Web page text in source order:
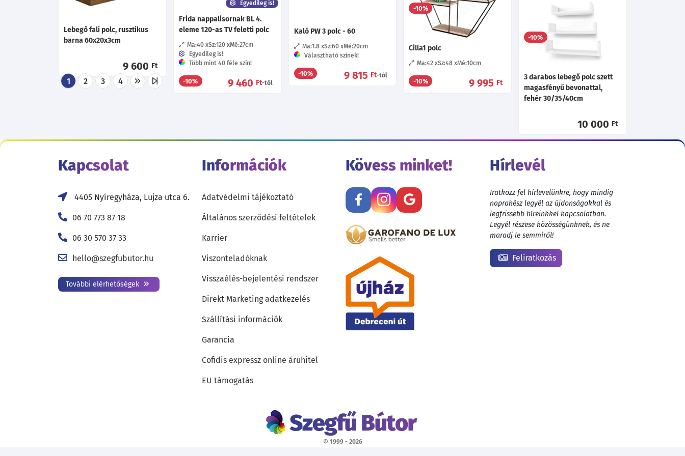
-10% 9 275 Seila 23 polc 100 - Fehér
Sz:100 Mé:22cm
-10% 9 455
Egyedileg is!
Frida nappalisornak BL 4.
eleme 120-as TV feletti polc
Ma:40 Sz:120 Mé:27cm
Egyedileg is!
Több mint 40 féle szín!
-10% 9 460 Ft-tól
Lebegő fali polc, rusztikus
barna 60x20x3cm
9 600 Ft
Kaló PW 3 polc - 60
Ma:1.8 Sz:60 Mé:20cm
Választható színek!
-10% 9 815 Ft-tól
Cilla1 polc
Ma:42 Sz:48 Mé:10cm
-10% 9 995 Ft
3 darabos lebegő polc szett
magasfényű bevonattal,
fehér 30/35/40cm
10 000 Ft
1 2 3 4
Kapcsolat
4405 Nyíregyháza, Lujza utca 6.
06 70 773 87 18
06 30 570 37 33
hello@szegfubutor.hu
További elérhetőségek
Információk
Adatvédelmi tájékoztató
Általános szerződési feltételek
Karrier
Viszonteladóknak
Visszaélés-bejelentési rendszer
Direkt Marketing adatkezelés
Szállítási információk
Garancia
Cofidis expressz online áruhitel
EU támogatás
Kövess minket! Hírlevél
Iratkozz fel hírlevelünkre, hogy mindig
naprakész legyél az újdonságokkal és
legfrissebb híreinkkel kapcsolatban.
Legyél részese közösségünknek, és ne
maradj le semmiről!
Feliratkozás
© 1999 - 2026